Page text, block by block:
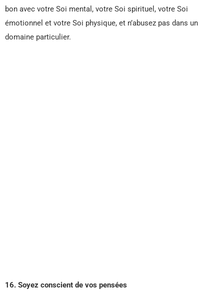
bon avec votre Soi mental, votre Soi spirituel, votre Soi
émotionnel et votre Soi physique, et n’abusez pas dans un
domaine particulier.
16. Soyez conscient de vos pensées